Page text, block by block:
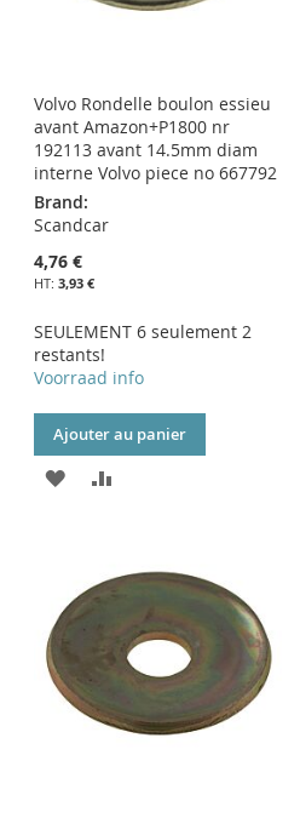
Volvo Rondelle boulon essieu
avant Amazon+P1800 nr
192113 avant 14.5mm diam
interne Volvo piece no 667792
Brand:
Scandcar
4,76 €
3,93 €
SEULEMENT 6 seulement 2
restants!
Voorraad info
Ajouter au panier
AJOUTER
LISTE
D’ENVIE